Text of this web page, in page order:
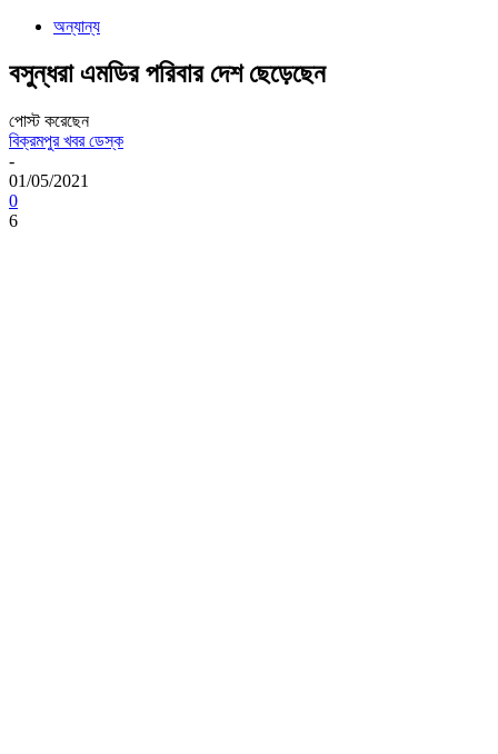
অন্যান্য
বসুন্ধরা এমডির পরিবার দেশ ছেড়েছেন
পোস্ট করেছেন
বিক্রমপুর খবর ডেস্ক
-
01/05/2021
0
6